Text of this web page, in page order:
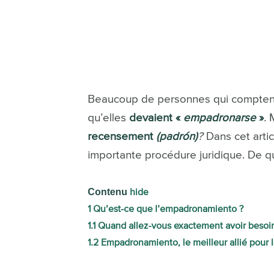
Beaucoup de personnes qui
qu’elles devaient «empadronarse».
recensement (padrón)?Dans cet
importante procédure juridique. De
Contenu hide
1 Qu’est-ce que l’empadronamiento ?
1.1 Quand allez-vous exactement avoir
1.2 Empadronamiento, le meilleur allié